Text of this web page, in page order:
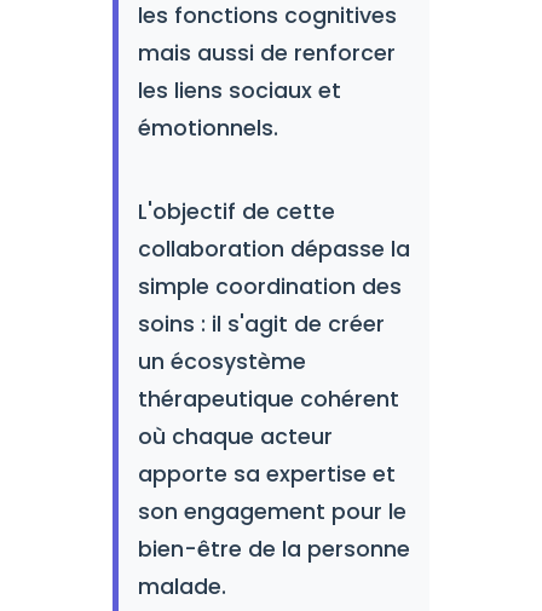
les fonctions cognitives
mais aussi de renforcer
les liens sociaux et
émotionnels.
L'objectif de cette
collaboration dépasse la
simple coordination des
soins : il s'agit de créer
un écosystème
thérapeutique cohérent
où chaque acteur
apporte sa expertise et
son engagement pour le
bien-être de la personne
malade.